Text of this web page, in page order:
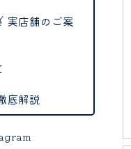
実店舗のご案
底解説